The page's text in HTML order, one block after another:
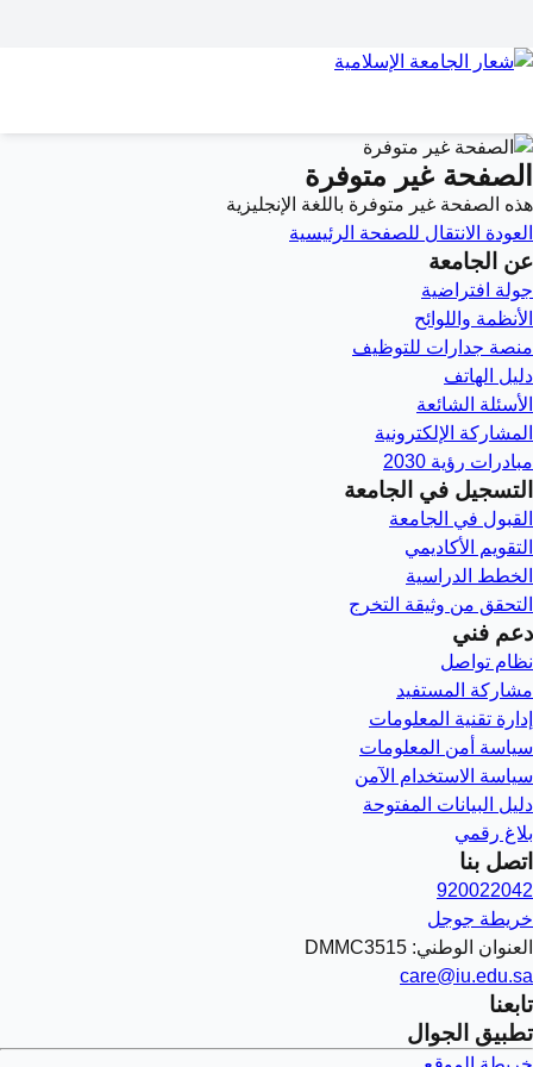
الصفحة غير متوفرة
هذه الصفحة غير متوفرة باللغة الإنجليزية
العودة الانتقال للصفحة الرئيسية
عن الجامعة
جولة افتراضية
الأنظمة واللوائح
منصة جدارات للتوظيف
دليل الهاتف
الأسئلة الشائعة
المشاركة الإلكترونية
مبادرات رؤية 2030
التسجيل في الجامعة
القبول في الجامعة
التقويم الأكاديمي
الخطط الدراسية
التحقق من وثيقة التخرج
دعم فني
نظام تواصل
مشاركة المستفيد
إدارة تقنية المعلومات
سياسة أمن المعلومات
سياسة الاستخدام الآمن
دليل البيانات المفتوحة
بلاغ رقمي
اتصل بنا
920022042
خريطة جوجل
العنوان الوطني: DMMC3515
care@iu.edu.sa
تابعنا
تطبيق الجوال